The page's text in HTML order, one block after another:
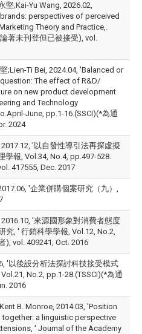
堅;Kai-Yu Wang, 2026.02,
perspectives of perceived
Theory and Practice,.
著未刊登但已被接受), vol.
;Lien-Ti Bei, 2024.04, 'Balanced or
The effect of R&D/
on new product development
and Technology
June, pp.1-16.(SSCI)(*為通
2024
'以自發性導引法再探虛擬
學報, Vol.34, No.4, pp.497-528.
417555, Dec. 2017
'企業併購個案研究（九）,
'來源國形象對消費者態度
究, ' 行銷科學學報, Vol.12, No.2,
), vol. 409241, Oct. 2016
'以後設分析法探討科技接受模式
No.2, pp.1-28.(TSSCI)(*為通
2016
B. Monroe, 2014.03, 'Position
a linguistic perspective
' Journal of the Academy